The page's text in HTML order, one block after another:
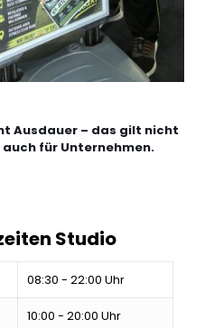
Ausdauer – das gilt nicht
für Unternehmen.
Studio
08:30 - 22:00 Uhr
10:00 - 20:00 Uhr